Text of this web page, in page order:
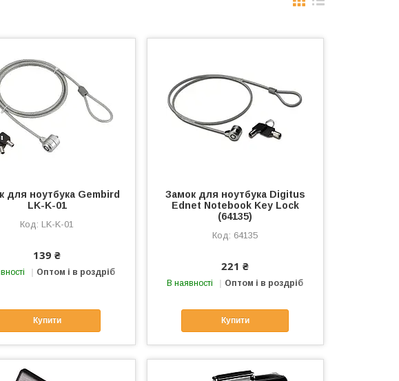
для ноутбука Gembird
LK-K-01
LK-K-01
139 ₴
Оптом і в роздріб
Купити
Замок для ноутбука Digitus
Ednet Notebook Key Lock
(64135)
64135
221 ₴
В наявності Оптом і в роздріб
Купити